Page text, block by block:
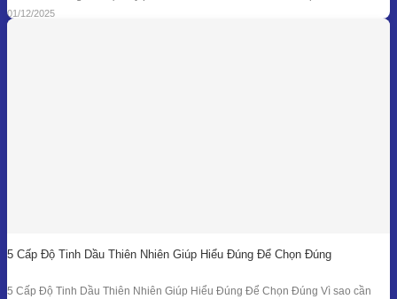
đặc trưng, vừa sở hữu phổ kháng khuẩn và khử mùi tự nhiên đã được ghi nhận
trong nhiều nghiên cứu. Giá trị
01/12/2025
5 Cấp Độ Tinh Dầu Thiên Nhiên Giúp Hiểu Đúng Để Chọn Đúng
5 Cấp Độ Tinh Dầu Thiên Nhiên Giúp Hiểu Đúng Để Chọn Đúng Vì sao cần